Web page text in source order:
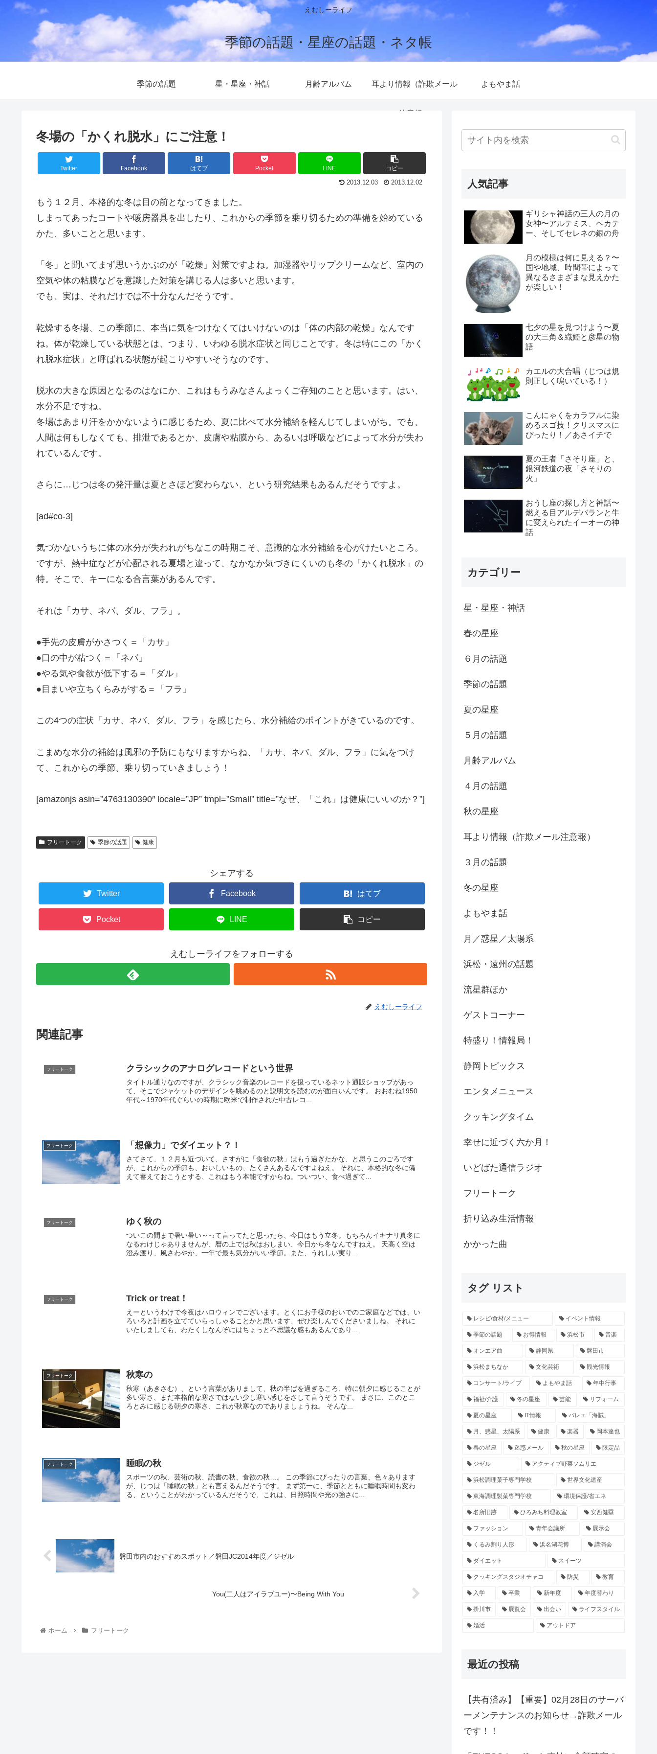
えむしーライフ
季節の話題・星座の話題・ネタ帳
季節の話題 星・星座・神話 月齢アルバム 耳より情報（詐欺メール
注意報）
よもやま話
冬場の「かくれ脱水」にご注意！
Twitter Facebook はてブ Pocket LINE コピー
2013.12.03 2013.12.02
もう１２月、本格的な冬は目の前となってきました。
しまってあったコートや暖房器具を出したり、これからの季節を乗り切るための準備を始めている
かた、多いことと思います。
「冬」と聞いてまず思いうかぶのが「乾燥」対策ですよね。加湿器やリップクリームなど、室内の
空気や体の粘膜などを意識した対策を講じる人は多いと思います。
でも、実は、それだけでは不十分なんだそうです。
乾燥する冬場、この季節に、本当に気をつけなくてはいけないのは「体の内部の乾燥」なんです
ね。体が乾燥している状態とは、つまり、いわゆる脱水症状と同じことです。冬は特にこの「かく
れ脱水症状」と呼ばれる状態が起こりやすいそうなのです。
脱水の大きな原因となるのはなにか、これはもうみなさんよっくご存知のことと思います。はい、
水分不足ですね。
冬場はあまり汗をかかないように感じるため、夏に比べて水分補給を軽んじてしまいがち。でも、
人間は何もしなくても、排泄であるとか、皮膚や粘膜から、あるいは呼吸などによって水分が失わ
れているんです。
さらに…じつは冬の発汗量は夏とさほど変わらない、という研究結果もあるんだそうですよ。
[ad#co-3]
気づかないうちに体の水分が失われがちなこの時期こそ、意識的な水分補給を心がけたいところ。
ですが、熱中症などが心配される夏場と違って、なかなか気づきにくいのも冬の「かくれ脱水」の
特。そこで、キーになる合言葉があるんです。
それは「カサ、ネバ、ダル、フラ」。
●手先の皮膚がかさつく＝「カサ」
●口の中が粘つく＝「ネバ」
●やる気や食欲が低下する＝「ダル」
●目まいや立ちくらみがする＝「フラ」
この4つの症状「カサ、ネバ、ダル、フラ」を感じたら、水分補給のポイントがきているのです。
こまめな水分の補給は風邪の予防にもなりますからね、「カサ、ネバ、ダル、フラ」に気をつけ
て、これからの季節、乗り切っていきましょう！
[amazonjs asin=”4763130390″ locale=”JP” tmpl=”Small” title=”なぜ、「これ」は健康にいいのか？”]
フリートーク 季節の話題 健康
シェアする
Twitter Facebook はてブ
Pocket LINE コピー
えむしーライフをフォローする
えむしーライフ
関連記事
フリートーク クラシックのアナログレコードという世界
タイトル通りなのですが、クラシック音楽のレコードを扱っているネット通販ショップがあっ
て、そこでジャケットのデザインを眺めるのと説明文を読むのが面白いんです。 おおむね1950
年代～1970年代ぐらいの時期に欧米で制作された中古レコ...
フリートーク 「想像力」でダイエット？！
さてさて、１２月も近づいて、さすがに「食欲の秋」はもう過ぎたかな、と思うこのごろです
が、これからの季節も、おいしいもの、たくさんあるんですよねえ。 それに、本格的な冬に備
えて蓄えておこうとする、これはもう本能ですからね。ついつい、食べ過ぎて...
フリートーク ゆく秋の
ついこの間まで暑い暑い～って言ってたと思ったら、今日はもう立冬。もちろんイキナリ真冬に
なるわけじゃありませんが、暦の上では秋はおしまい、今日から冬なんですねえ。 天高く空は
澄み渡り、風さわやか、一年で最も気分がいい季節。また、うれしい実り...
フリートーク Trick or treat！
えーというわけで今夜はハロウィンでございます。とくにお子様のおいでのご家庭などでは、い
ろいろと計画を立てていらっしゃることかと思います、ぜひ楽しんでくださいましね。 それに
いたしましても、わたくしなんぞにはちょっと不思議な感もあるんであり...
フリートーク 秋寒の
秋寒（あきさむ）、という言葉がありまして、秋の半ばを過ぎるころ、特に朝夕に感じることが
多い寒さ、まだ本格的な寒さではない少し寒い感じをさして言うそうです。 まさに、このとこ
ろとみに感じる朝夕の寒さ、これが秋寒なのでありましょうね。 そんな...
フリートーク 睡眠の秋
スポーツの秋、芸術の秋、読書の秋、食欲の秋…。 この季節にぴったりの言葉、色々あります
が、じつは「睡眠の秋」とも言えるんだそうです。 まず第一に、季節とともに睡眠時間も変わ
る、ということがわかっているんだそうで、これは、日照時間や光の強さに...
磐田市内のおすすめスポット／磐田JC2014年度／ジゼル
You(二人はアイラブユー)〜Being With You
ホーム フリートーク
人気記事
ギリシャ神話の三人の月の
女神〜アルテミス、ヘカテ
ー、そしてセレネの銀の舟
月の模様は何に見える？〜
国や地域、時間帯によって
異なるさまざまな見えかた
が楽しい！
七夕の星を見つけよう〜夏
の大三角＆織姫と彦星の物
語
カエルの大合唱（じつは規
則正しく鳴いている！）
こんにゃくをカラフルに染
めるスゴ技！クリスマスに
ぴったり！／あさイチで
夏の王者「さそり座」と、
銀河鉄道の夜「さそりの
火」
おうし座の探し方と神話〜
燃える目アルデバランと牛
に変えられたイーオーの神
話
カテゴリー
星・星座・神話
春の星座
６月の話題
季節の話題
夏の星座
５月の話題
月齢アルバム
４月の話題
秋の星座
耳より情報（詐欺メール注意報）
３月の話題
冬の星座
よもやま話
月／惑星／太陽系
浜松・遠州の話題
流星群ほか
ゲストコーナー
特盛り！情報局！
静岡トピックス
エンタメニュース
クッキングタイム
幸せに近づく六か月！
いどばた通信ラジオ
フリートーク
折り込み生活情報
かかった曲
タグ リスト
レシピ/食材/メニュー イベント情報
季節の話題 お得情報 浜松市 音楽
オンエア曲 静岡県 磐田市
浜松まちなか 文化芸術 観光情報
コンサート/ライブ よもやま話 年中行事
福祉/介護 冬の星座 芸能 リフォーム
夏の星座 IT情報 バレエ「海賊」
月、惑星、太陽系 健康 楽器 岡本達也
春の星座 迷惑メール 秋の星座 限定品
ジゼル アクティブ野菜ソムリエ
浜松調理菓子専門学校 世界文化遺産
東海調理製菓専門学校 環境保護/省エネ
名所旧跡 ひろみち料理教室 安西健塁
ファッション 青年会議所 展示会
くるみ割り人形 浜名湖花博 講演会
ダイエット スイーツ
クッキングスタジオチャコ 防災 教育
入学 卒業 新年度 年度替わり
掛川市 展覧会 出会い ライフスタイル
婚活 アウトドア
最近の投稿
【共有済み】【重要】02月28日のサーバ
ーメンテナンスのお知らせ→詐欺メール
です！！